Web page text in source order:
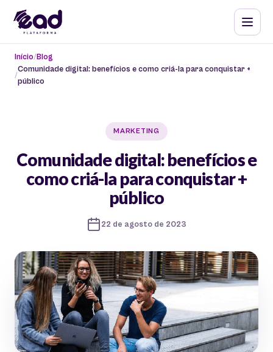
Início Blog
Comunidade digital: benefícios e como criá-la para conquistar +
público
MARKETING
Comunidade digital: benefícios e
como criá-la para conquistar +
público
22 de agosto de 2023